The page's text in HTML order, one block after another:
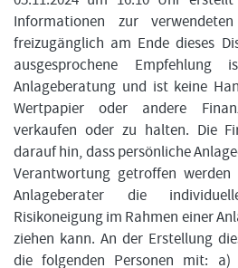
Informationen zur
freizugänglich am Ende dieses
ausgesprochene Empfehlung
Anlageberatung und ist keine
Wertpapier oder andere
verkaufen oder zu halten. Die
darauf hin, dass persönliche
Verantwortung getroffen
Anlageberater die
Risikoneigung im Rahmen einer
ziehen kann. An der Erstellung
die folgenden Personen mit: a)